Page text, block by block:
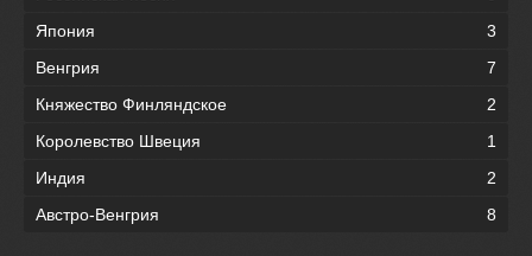
Япония
3
Венгрия
7
Княжество Финляндское
2
Королевство Швеция
1
Индия
2
Австро-Венгрия
8